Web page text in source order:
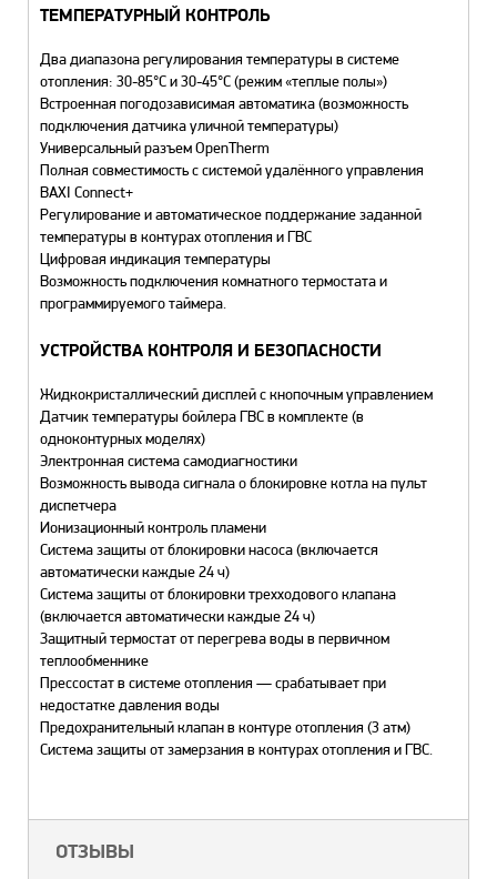
ТЕМПЕРАТУРНЫЙ КОНТРОЛЬ
Два диапазона регулирования температуры в системе
отопления: 30-85°С и 30-45°С (режим «теплые полы»)
Встроенная погодозависимая автоматика (возможность
подключения датчика уличной температуры)
Универсальный разъем OpenTherm
Полная совместимость с системой удалённого управления
BAXI Connect+
Регулирование и автоматическое поддержание заданной
температуры в контурах отопления и ГВС
Цифровая индикация температуры
Возможность подключения комнатного термостата и
программируемого таймера.
УСТРОЙСТВА КОНТРОЛЯ И БЕЗОПАСНОСТИ
Жидкокристаллический дисплей с кнопочным управлением
Датчик температуры бойлера ГВС в комплекте (в
одноконтурных моделях)
Электронная система самодиагностики
Возможность вывода сигнала о блокировке котла на пульт
диспетчера
Ионизационный контроль пламени
Система защиты от блокировки насоса (включается
автоматически каждые 24 ч)
Система защиты от блокировки трехходового клапана
(включается автоматически каждые 24 ч)
Защитный термостат от перегрева воды в первичном
теплообменнике
Прессостат в системе отопления — срабатывает при
недостатке давления воды
Предохранительный клапан в контуре отопления (3 атм)
Система защиты от замерзания в контурах отопления и ГВС.
ОТЗЫВЫ